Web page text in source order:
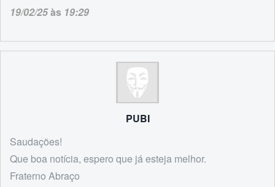
19/02/25às 19:29
PUBI
Saudações!
Que boa notícia, espero que já esteja melhor.
Fraterno Abraço